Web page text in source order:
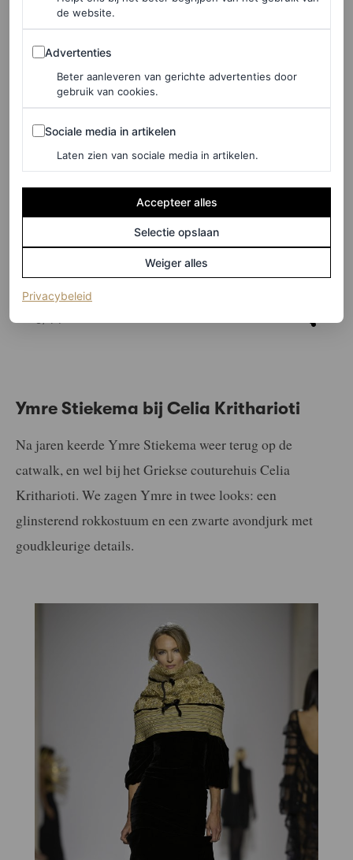
Ymre Stiekema bij Celia Kritharioti
Na jaren keerde Ymre Stiekema weer terug op de
catwalk, en wel bij het Griekse couturehuis Celia
Kritharioti. We zagen Ymre in twee looks: een
glinsterend rokkostuum en een zwarte avondjurk met
goudkleurige details.
de website.
Advertenties
Advertenties
Beter aanleveren van gerichte advertenties door
gebruik van cookies.
Sociale media in artikelen
Sociale media in artikelen
Laten zien van sociale media in artikelen.
Accepteer alles
Selectie opslaan
Weiger alles
Privacybeleid